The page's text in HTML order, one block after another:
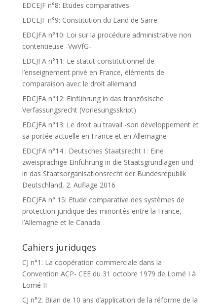
EDCEJF n°8: Etudes comparatives
EDCEJF n°9: Constitution du Land de Sarre
EDCJFA n°10: Loi sur la procédure administrative non
contentieuse -VwVfG-
EDCJFA n°11: Le statut constitutionnel de
l’enseignement privé en France, éléments de
comparaison avec le droit allemand
EDCJFA n°12: Einführung in das französische
Verfassungsrecht (Vorlesungsskript)
EDCJFA n°13: Le droit au travail -son développement et
sa portée actuelle en France et en Allemagne-
EDCJFA n°14 : Deutsches Staatsrecht I : Eine
zweisprachige Einführung in die Staatsgrundlagen und
in das Staatsorganisationsrecht der Bundesrepublik
Deutschland, 2. Auflage 2016
EDCJFA n° 15: Etude comparative des systèmes de
protection juridique des minorités entre la France,
l’Allemagne et le Canada
Cahiers juriduqes
CJ n°1: La coopération commerciale dans la
Convention ACP- CEE du 31 octobre 1979 de Lomé I à
Lomé II
CJ n°2: Bilan de 10 ans d’application de la réforme de la